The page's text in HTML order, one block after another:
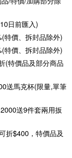
日前匯入)
特價、拆封品除外)
特價、拆封品除外)
(特價品及部分商品
送馬克杯(限量,單筆
送9件套兩用扳
折$400，特價品及